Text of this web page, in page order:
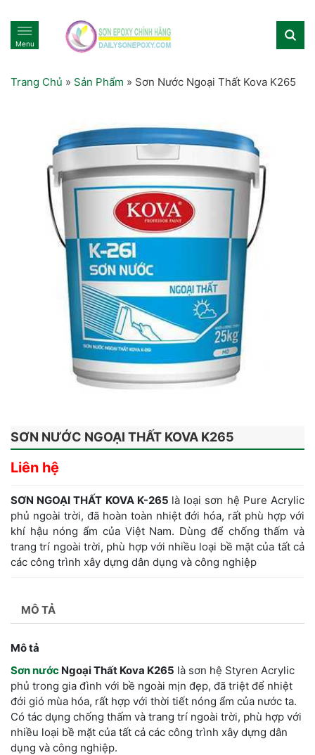
Menu
Trang Chủ » Sản Phẩm » Sơn Nước Ngoại Thất Kova K265
SƠN NƯỚC NGOẠI THẤT KOVA K265
Liên hệ
SƠN NGOẠI THẤT KOVA K-265 là loại sơn hệ Pure Acrylic
phủ ngoài trời, đã hoàn toàn nhiệt đới hóa, rất phù hợp với
khí hậu nóng ẩm của Việt Nam. Dùng để chống thấm và
trang trí ngoài trời, phù hợp với nhiều loại bề mặt của tất cả
các công trình xây dựng dân dụng và công nghiệp
MÔ TẢ
Mô tả
Sơn nước Ngoại Thất Kova K265 là sơn hệ Styren Acrylic
phủ trong gia đình với bề ngoài mịn đẹp, đã triệt để nhiệt
đới gió mùa hóa, rất hợp với thời tiết nóng ẩm của nước ta.
Có tác dụng chống thấm và trang trí ngoài trời, phù hợp với
nhiều loại bề mặt của tất cả các công trình xây dựng dân
dụng và công nghiệp.